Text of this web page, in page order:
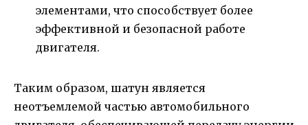
элементами, что способствует более
эффективной и безопасной работе
двигателя.
Таким образом, шатун является
неотъемлемой частью автомобильного